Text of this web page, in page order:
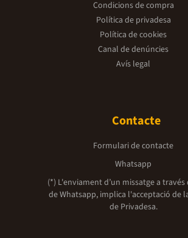
Condicions de compra
Política de privadesa
Política de cookies
Canal de denúncies
Avís legal
Contacte
Formulari de contacte
Whatsapp
(*) L'enviament d’un missatge a través
de Whatsapp, implica l'acceptació de
de Privadesa.